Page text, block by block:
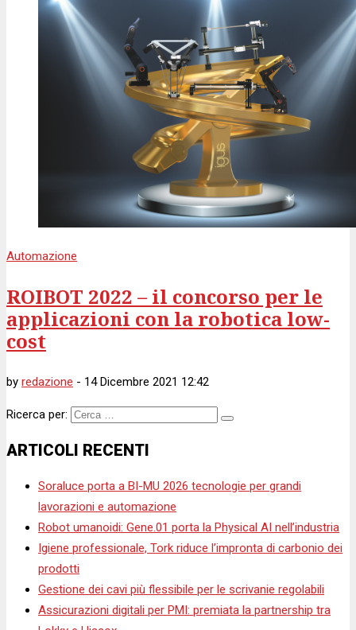
Automazione
ROIBOT 2022 – il concorso per le
applicazioni con la robotica low-
cost
by redazione - 14 Dicembre 2021 12:42
Ricerca per:
ARTICOLI RECENTI
Soraluce porta a BI-MU 2026 tecnologie per grandi
lavorazioni e automazione
Robot umanoidi: Gene.01 porta la Physical AI nell’industria
Igiene professionale, Tork riduce l’impronta di carbonio dei
prodotti
Gestione dei cavi più flessibile per le scrivanie regolabili
Assicurazioni digitali per PMI: premiata la partnership tra